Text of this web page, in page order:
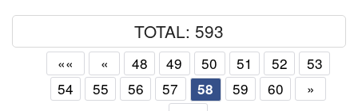
TOTAL: 593
«« « 48 49 50 51 52
53
54
55 56 57 58 59 60
»